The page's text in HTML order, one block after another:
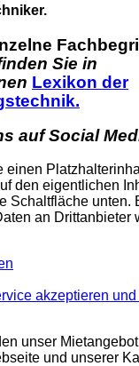
Sie in
Lexikon der
auf Social
einen
den eigentlichen
Schaltfläche unten.
an Drittanbieter
akzeptieren
unser
und unserer